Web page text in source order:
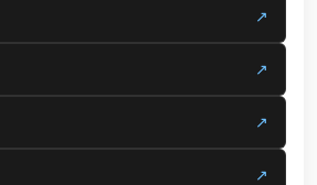
↗
↗
↗
↗